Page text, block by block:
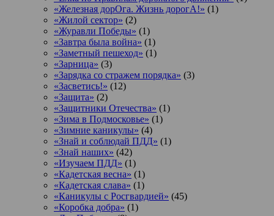
«Железная дорОга. Жизнь дорогА!» (1)
«Жилой сектор» (2)
«Журавли Победы» (1)
«Завтра была война» (1)
«Заметный пешеход» (1)
«Зарница» (3)
«Зарядка со стражем порядка» (3)
«Засветись!» (12)
«Защита» (2)
«Защитники Отечества» (1)
«Зима в Подмосковье» (1)
«Зимние каникулы» (4)
«Знай и соблюдай ПДД» (1)
«Знай наших» (42)
«Изучаем ПДД» (1)
«Кадетская весна» (1)
«Кадетская слава» (1)
«Каникулы с Росгвардией» (45)
«Коробка добра» (1)